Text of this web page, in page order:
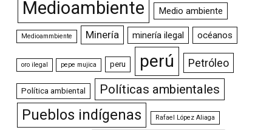
Medioambiente Medio ambiente
Medioammbiente Minería minería ilegal océanos
oro ilegal pepe mujica peru perú Petróleo
Política ambiental Políticas ambientales
Pueblos indígenas Rafael López Aliaga